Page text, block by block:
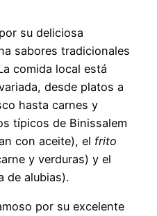
su deliciosa
sabores tradicionales
comida local está
desde platos a
hasta carnes y
típicos de Binissalem
con aceite), el frito
y verduras) y el
de alubias).
por su excelente